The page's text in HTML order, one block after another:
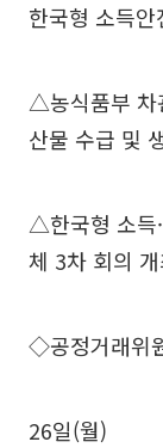
한국형 소득
△농식품부 차
산물 수급 및
△한국형 소득
체 3차 회의 개
◇공정거래위
26일(월)